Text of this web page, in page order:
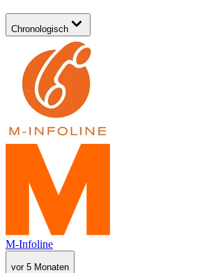
Chronologisch
M-Infoline
vor 5 Monaten